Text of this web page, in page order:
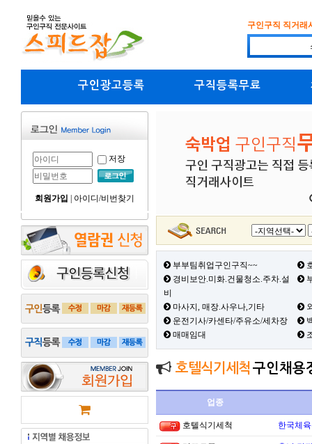
구인구직 직거래
구인광고등록 구직등록무료
저장
회원가입 아이디/비번찾기
부부팀취업구인구직~~
경비보안.미화.건물청소.주차.설
비
마사지, 매장.사우나,기타
운전기사/카센타/주유소/세차장
매매임대
호텔식기세척 구인채용
업종
호텔식기세척 한국체